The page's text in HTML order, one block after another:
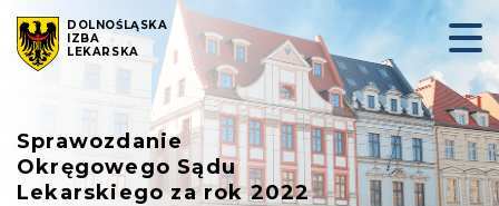
DOLNOŚLĄSKA
IZBA
LEKARSKA
Sprawozdanie
Okręgowego Sądu
Lekarskiego za rok 2022